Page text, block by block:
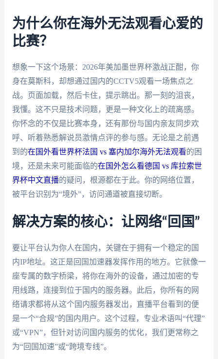
为什么你在海外无法观看心爱的
比赛？
想象一下这个场景：2026年美加墨世界杯激战正酣，你
身在莫斯科，却想通过国内的CCTV5观看一场焦点之
战。页面加载，然后卡住，提示跳出。那一刻的沮丧，
我懂。这不只是技术问题，更是一种文化上的疏离感。
你怀念的不仅是比赛本身，还有那份与国内亲友同步欢
呼、听着熟悉解说员激情点评的参与感。无论是之前遇
到的在国外看世界杯法国 vs 塞内加尔海外无法观看的困
境，还是未来可能面临的在国外怎么看德国 vs 库拉索世
界杯中文直播的疑问，根源都在于此。你的网络位置，
被平台识别为“境外”，访问通道被直接切断。
解决方案的核心：让网络“回国”
要让平台认为你人在国内，关键在于拥有一个稳定的国
内IP地址。这正是回国加速器发挥作用的地方。它就像一
座专属的数字桥梁，将你在海外的设备，通过加密的专
用线路，连接到位于国内的服务器。此后，你所有的网
络请求都将从这个国内服务器发出，直播平台看到的便
是一个“合规”的国内用户。这个过程，专业术语叫“代理”
或“VPN”，但针对访问国内服务的优化，我们更常称之
为“回国加速”或“跨境专线”。